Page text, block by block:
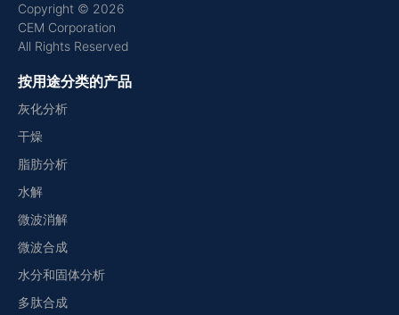
Copyright © 2026
CEM Corporation
All Rights Reserved
按用途分类的产品
灰化分析
干燥
脂肪分析
水解
微波消解
微波合成
水分和固体分析
多肽合成